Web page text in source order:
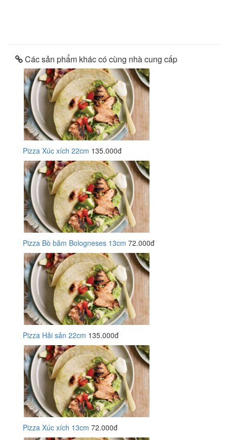
Các sản phẩm khác có cùng nhà cung cấp
Pizza Xúc xích 22cm 135.000đ
Pizza Bò băm Bologneses 13cm 72.000đ
Pizza Hải sản 22cm 135.000đ
Pizza Xúc xích 13cm 72.000đ